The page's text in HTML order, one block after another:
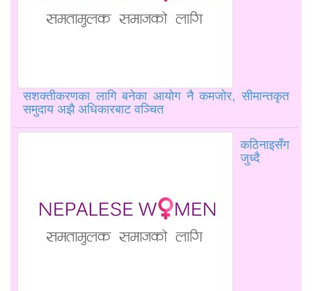
सशक्तीकरणका लागि बनेका आयोग नै कमजोर, सीमान्तकृत
समुदाय अझै अधिकारबाट वञ्चित
कठिनाइसँग
जुध्दै